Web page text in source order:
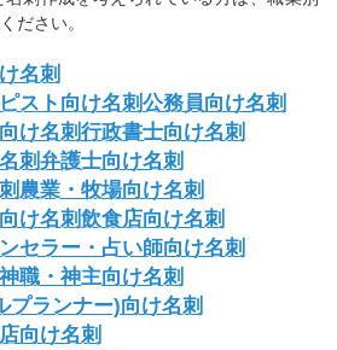
ださい。
名刺
スト向け名刺公務員向け名刺
け名刺行政書士向け名刺
刺弁護士向け名刺
農業・牧場向け名刺
け名刺飲食店向け名刺
セラー・占い師向け名刺
神職・神主向け名刺
プランナー)向け名刺
向け名刺